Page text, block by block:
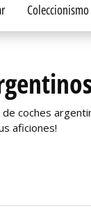
Coleccionismo
coches
aficiones!